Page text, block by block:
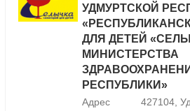
УДМУРТСКОЙ
ДЛЯ ДЕТЕЙ
МИНИСТЕРСТВА
РЕСПУБЛИКИ»
Адрес
427104,